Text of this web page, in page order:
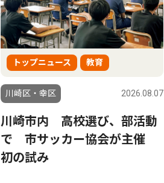
トップニュース 教育
川崎区・幸区 2026.08.07
川崎市内 高校選び、部活動
で 市サッカー協会が主催
初の試み